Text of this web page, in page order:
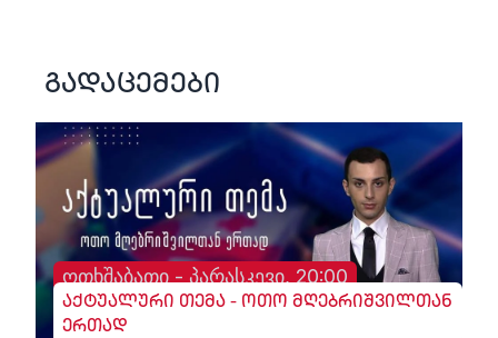
გადაცემები
ოთხშაბათი - პარასკევი, 20:00
აქტუალური თემა - ოთო მღებრიშვილთან
ერთად